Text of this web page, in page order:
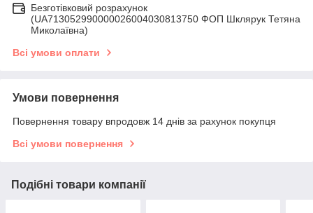
Безготівковий розрахунок
(UA713052990000026004030813750 ФОП Шклярук Тетяна
Миколаївна)
Всі умови оплати
Умови повернення
Повернення товару впродовж 14 днів за рахунок покупця
Всі умови повернення
Подібні товари компанії